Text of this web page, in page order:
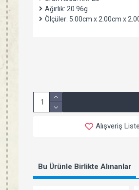
Ağırlık: 20.96g
Ölçüler: 5.00cm x 2.00cm x
Alışveriş
Bu Ürünle Birlikte Alınanlar